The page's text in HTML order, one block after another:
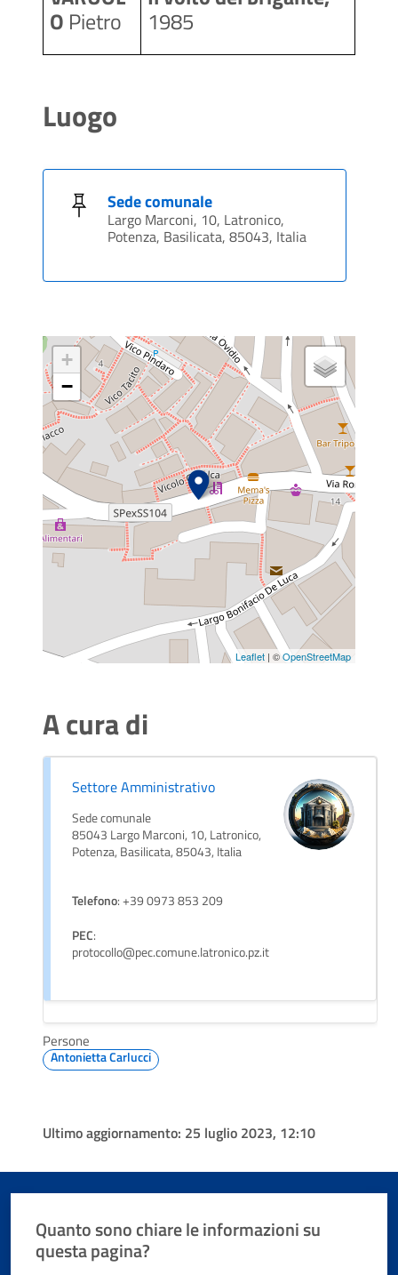
O Pietro 1985
Luogo
Sede comunale
Largo Marconi, 10, Latronico,
Potenza, Basilicata, 85043, Italia
+
−
Leaflet | ©OpenStreetMap
A cura di
Settore Amministrativo
Sede comunale
85043 Largo Marconi, 10, Latronico,
Potenza, Basilicata, 85043, Italia
Telefono: +39 0973 853 209
PEC:
protocollo@pec.comune.latronico.pz.it
Persone
Antonietta Carlucci
Ultimo aggiornamento: 25 luglio 2023, 12:10
Quanto sono chiare le informazioni su
questa pagina?